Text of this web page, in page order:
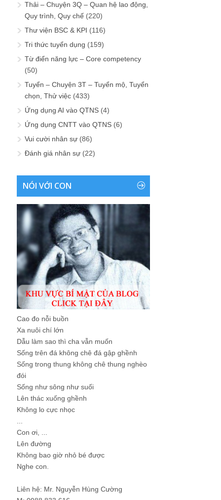
Thải – Chuyện 3Q – Quan hệ lao động,
Quy trình, Quy chế (220)
Thư viện BSC & KPI (116)
Tri thức tuyển dụng (159)
Từ điển năng lực – Core competency
(50)
Tuyển – Chuyện 3T – Tuyển mộ, Tuyển
chọn, Thử việc (433)
Ứng dụng AI vào QTNS (4)
Ứng dụng CNTT vào QTNS (6)
Vui cười nhân sự (86)
Đánh giá nhân sự (22)
NÓI VỚI CON
Cao đo nỗi buồn
Xa nuôi chí lớn
Dẫu làm sao thì cha vẫn muốn
Sống trên đá không chê đá gập ghềnh
Sống trong thung không chê thung nghèo
đói
Sống như sông như suối
Lên thác xuống ghềnh
Không lo cực nhọc
Con ơi, ...
Lên đường
Không bao giờ nhỏ bé được
Nghe con.
Liên hệ: Mr. Nguyễn Hùng Cường